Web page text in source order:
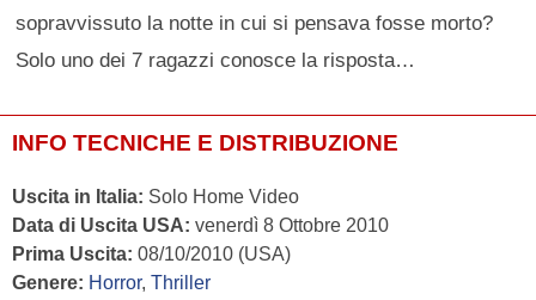
sopravvissuto la notte in cui si pensava fosse morto?
Solo uno dei 7 ragazzi conosce la risposta…
INFO TECNICHE E DISTRIBUZIONE
Uscita in Italia: Solo Home Video
Data di Uscita USA: venerdì 8 Ottobre 2010
Prima Uscita: 08/10/2010 (USA)
Genere: Horror, Thriller